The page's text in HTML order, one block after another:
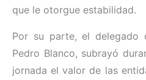
que le otorgue estabilidad.
Por su parte, el delegado
Pedro Blanco, subrayó
jornada el valor de las